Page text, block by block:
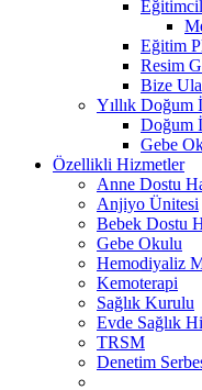
Eğitim
Resim
Bize
Yıllık Doğum
Doğum
Gebe
Özellikli Hizmetler
Anne Dostu
Anjiyo Ünitesi
Bebek Dostu
Gebe Okulu
Hemodiyaliz
Kemoterapi
Sağlık Kurulu
Evde Sağlık
TRSM
Denetim